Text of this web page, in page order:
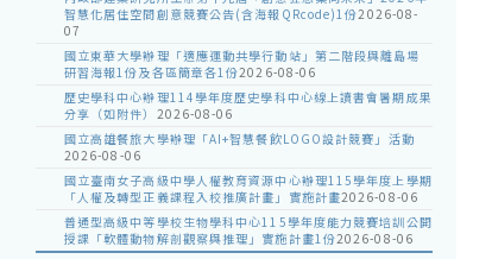
智慧化居住空間創意競賽公告(含海報QRcode)1份2026-08-
07
國立東華大學辦理「適應運動共學行動站」第二階段與離島場
研習海報1份及各區簡章各1份2026-08-06
歷史學科中心辦理114學年度歷史學科中心線上讀書會暑期成果
分享（如附件） 2026-08-06
國立高雄餐旅大學辦理「AI+智慧餐飲LOGO設計競賽」活動
2026-08-06
國立臺南女子高級中學人權教育資源中心辦理115學年度上學期
「人權及轉型正義課程入校推廣計畫」實施計畫2026-08-06
普通型高級中等學校生物學科中心115學年度能力競賽培訓公開
授課「軟體動物解剖觀察與推理」實施計畫1份2026-08-06